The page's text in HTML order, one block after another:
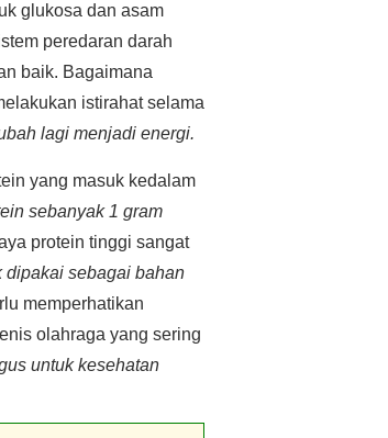
glukosa dan asam
peredaran darah
baik. Bagaimana
istirahat selama
lagi menjadi energi.
yang masuk kedalam
sebanyak 1 gram
protein tinggi sangat
dipakai sebagai bahan
memperhatikan
olahraga yang sering
untuk kesehatan